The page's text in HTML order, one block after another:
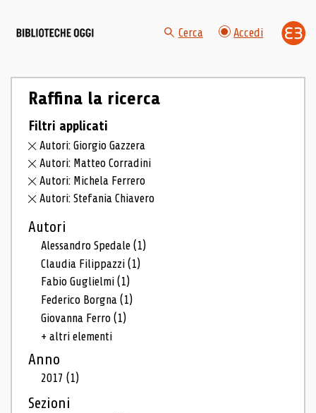
Cerca Accedi
Raffina la ricerca
Filtri applicati
Autori: Giorgio Gazzera
Autori: Matteo Corradini
Autori: Michela Ferrero
Autori: Stefania Chiavero
Autori
Alessandro Spedale(1)
Claudia Filippazzi(1)
Fabio Guglielmi(1)
Federico Borgna(1)
Giovanna Ferro(1)
+ altri elementi
Anno
2017(1)
Sezioni